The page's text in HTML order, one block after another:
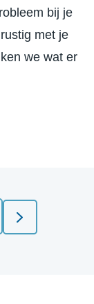
bij je
met je
we wat er